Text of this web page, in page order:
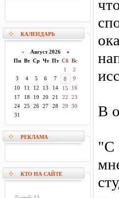
КАЛЕНДАРЬ
« Август 2026 »
Пн Вт Ср Чт Пт Сб Вс
1
2
3
4 5 6 7 8
9
10
11 12 13 14 15
16
17
18 19 20 21 22
23
24
25 26 27 28 29
30
31
РЕКЛАМА
КТО НА САЙТЕ
В
"С